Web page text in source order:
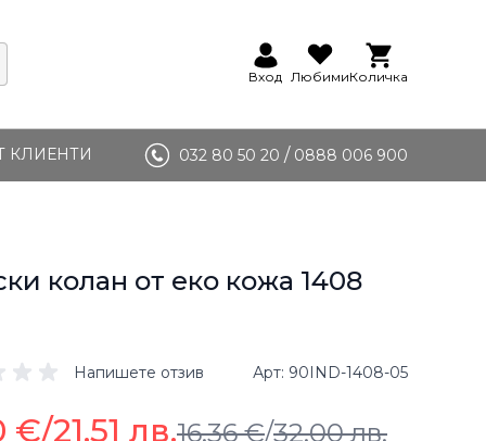
Вход ЛюбимиКоличка
КЛИЕНТИ 032 80 50 20 / 0888 006 900
колан от еко кожа 1408
Напишете отзив Арт 90IND-1408-05
16,36 €/32,00 лв.
€/21,51 лв.